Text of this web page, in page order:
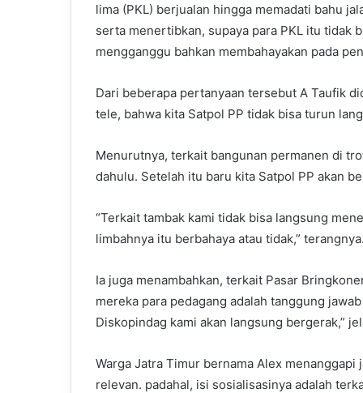
lima (PKL) berjualan hingga memadati bahu
serta menertibkan, supaya para PKL itu tidak
mengganggu bahkan membahayakan pada
Dari beberapa pertanyaan tersebut A Taufik
tele, bahwa kita Satpol PP tidak bisa turun
Menurutnya, terkait bangunan permanen di
dahulu. Setelah itu baru kita Satpol PP akan
“Terkait tambak kami tidak bisa langsung
limbahnya itu berbahaya atau tidak,” terangnya.
Ia juga menambahkan, terkait Pasar
mereka para pedagang adalah tanggung
Diskopindag kami akan langsung bergerak,”
Warga Jatra Timur bernama Alex
relevan. padahal, isi sosialisasinya adalah